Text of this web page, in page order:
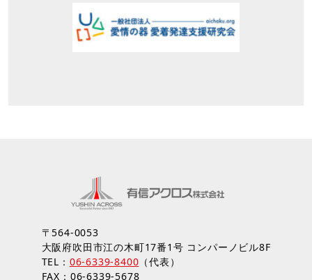
〒564-0053
大阪府吹田市江の木町17番1号 コンパーノビル8F
TEL： 06-6339-8400 （代表）
FAX：06-6339-5678